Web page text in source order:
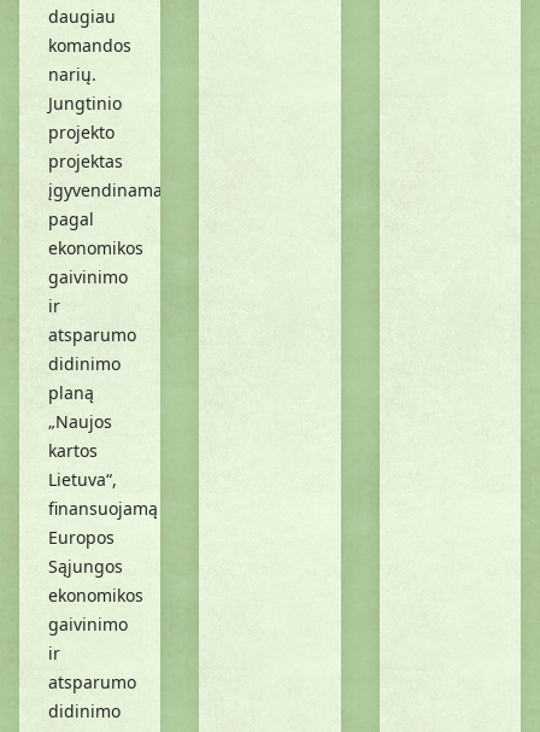
daugiau
komandos
narių.
Jungtinio
projekto
projektas
įgyvendinamas
pagal
ekonomikos
gaivinimo
ir
atsparumo
didinimo
planą
„Naujos
kartos
Lietuva“,
finansuojamą
Europos
Sąjungos
ekonomikos
gaivinimo
ir
atsparumo
didinimo